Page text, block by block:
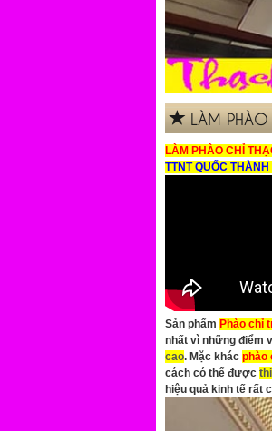
LÀM
LÀM PHÀO CHỈ
TTNT QUỐC
Sản phẩm Phào chỉ
nhất vì những điểm
cao. Mặc khác phào
cách có thể được
hiệu quả kinh tế rất